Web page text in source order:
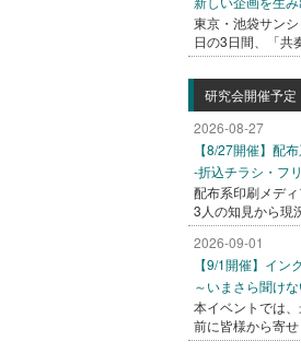
東京・池袋サン
日の3日間、「共
研究会開催予定
2026-08-27
【8/27開催】配
-折込チラシ・フ
配布系印刷メデ
3人の知見から
2026-09-01
【9/1開催】イン
～いまさら聞け
本イベントでは
前に皆様から寄